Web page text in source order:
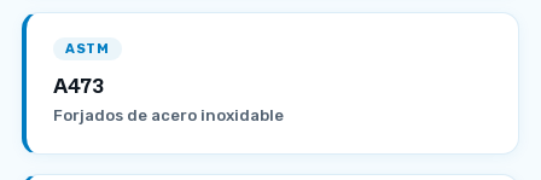
ASTM
A473
Forjados de acero inoxidable